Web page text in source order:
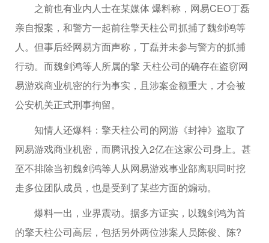
之前也有业内人士在某媒体 爆料称，网易CEO丁磊
亲自报案，和警方一起前往擎天柱公司抓捕了魏剑鸿等
人。但事后经网易方面声称，丁磊并未参与警方的抓捕
行动。而魏剑鸿等人所属的擎 天柱公司的确存在盗窃网
易游戏商业机密的行为事实，且涉案金额重大，才会被
公安机关正式刑事拘留。
知情人还爆料：擎天柱公司的网游《封神》盗取了
网易游戏商业机密，而腾讯投入2亿在这家公司身上。甚
至不排除当初魏剑鸿等人从网易游戏事业部离职同时挖
走多位团队成员，也是受到了某些方面的煽动。
爆料一出，业界震动。据多方证实，以魏剑鸿为首
的擎天柱公司高层，包括另外两位涉案人员陈俊、陈?